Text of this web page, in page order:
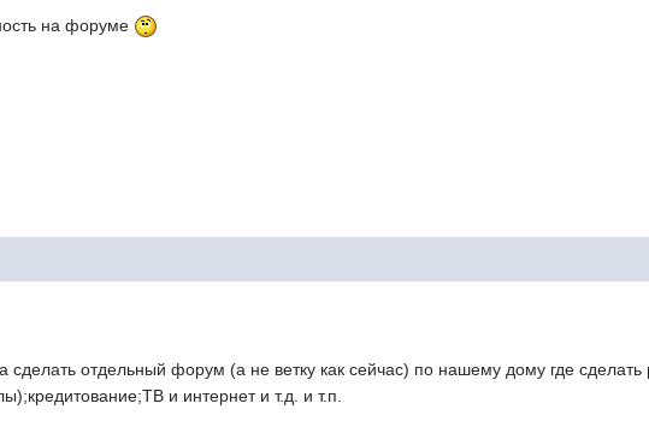
на форуме
сделать отдельный форум (а не ветку как сейчас) по нашему дому где сделать
и интернет и т.д. и т.п.